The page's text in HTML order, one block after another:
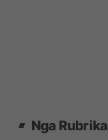
Nga Rubrika